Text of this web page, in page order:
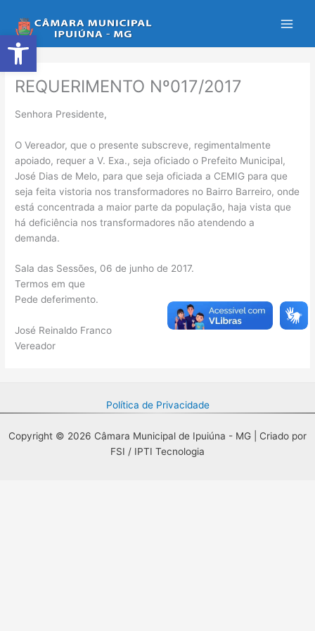
Abrir a barra de ferramentas
para
o
conteúdo
REQUERIMENTO Nº017/2017
Senhora Presidente,
O Vereador, que o presente subscreve, regimentalmente
apoiado, requer a V. Exa., seja oficiado o Prefeito Municipal,
José Dias de Melo, para que seja oficiada a CEMIG para que
seja feita vistoria nos transformadores no Bairro Barreiro, onde
está concentrada a maior parte da população, haja vista que
há deficiência nos transformadores não atendendo a
demanda.
Sala das Sessões, 06 de junho de 2017.
Termos em que
Pede deferimento.
José Reinaldo Franco
Vereador
Política de Privacidade
Copyright © 2026 Câmara Municipal de Ipuiúna - MG | Criado por
FSI / IPTI Tecnologia